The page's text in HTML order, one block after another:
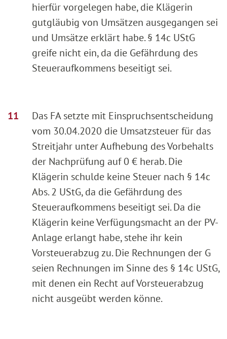
hierfür vorgelegen habe, die Klägerin
gutgläubig von Umsätzen ausgegangen sei
und Umsätze erklärt habe. § 14c UStG
greife nicht ein, da die Gefährdung des
Steueraufkommens beseitigt sei.
Das FA setzte mit Einspruchsentscheidung
vom 30.04.2020 die Umsatzsteuer für das
Streitjahr unter Aufhebung des Vorbehalts
der Nachprüfung auf 0 € herab. Die
Klägerin schulde keine Steuer nach § 14c
Abs. 2 UStG, da die Gefährdung des
Steueraufkommens beseitigt sei. Da die
Klägerin keine Verfügungsmacht an der PV-
Anlage erlangt habe, stehe ihr kein
Vorsteuerabzug zu. Die Rechnungen der G
seien Rechnungen im Sinne des § 14c UStG,
mit denen ein Recht auf Vorsteuerabzug
nicht ausgeübt werden könne.